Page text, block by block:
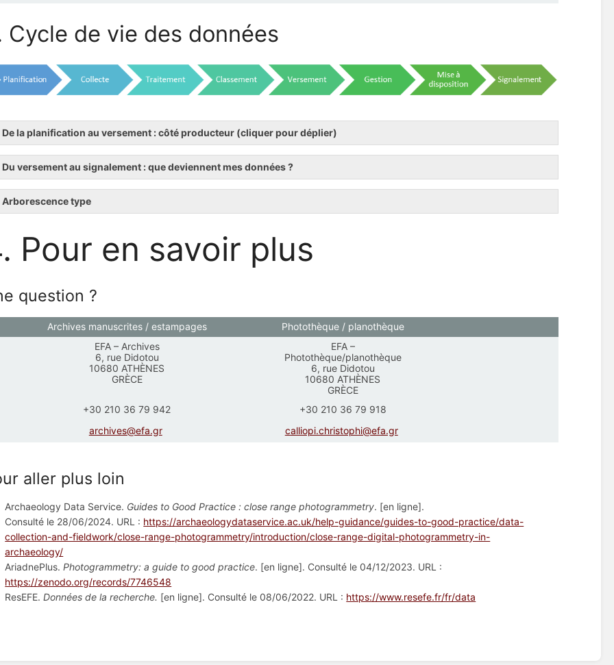
Cycle de vie des données
De la planification au versement : côté producteur (cliquer pour déplier)
Du versement au signalement : que deviennent mes données ?
Arborescence type
Pour en savoir plus
question ?
Archives manuscrites / estampages
Photothèque / planothèque
EFA – Archives
6, rue Didotou
10680 ATHÈNES
GRÈCE
EFA –
Photothèque/planothèque
6, rue Didotou
10680 ATHÈNES
GRÈCE
+30 210 36 79 942
+30 210 36 79 918
archives@efa.gr
calliopi.christophi@efa.gr
aller plus loin
Archaeology Data Service. Guides to Good Practice : close range photogrammetry. [en ligne].
Consulté le 28/06/2024. URL : https://archaeologydataservice.ac.uk/help-guidance/guides-to-good-practice/data-
collection-and-fieldwork/close-range-photogrammetry/introduction/close-range-digital-photogrammetry-in-
archaeology/
AriadnePlus.Photogrammetry: a guide to good practice. [en ligne]. Consulté le 04/12/2023. URL :
https://zenodo.org/records/7746548
ResEFE.Données de la recherche. [en ligne]. Consulté le 08/06/2022. URL : https://www.resefe.fr/fr/data